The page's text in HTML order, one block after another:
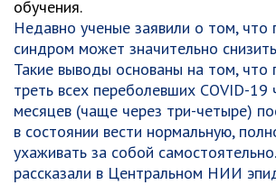
обучения.
Недавно ученые заявили о том, что
синдром может значительно
Такие выводы основаны на том, что
треть всех переболевших COVID-19
месяцев (чаще через три-четыре)
в состоянии вести нормальную,
ухаживать за собой
рассказали в Центральном НИИ